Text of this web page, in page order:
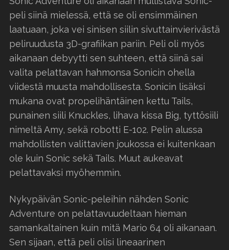
peli siinä mielessä, että se oli ensimmäinen
laatuaan, joka vei sinisen siilin sivuttainvierivästä
peliruudusta 3D-grafiikan pariin. Peli oli myös
aikanaan debyytti sen suhteen, että siinä sai
valita pelattavan hahmonsa Sonicin ohella
viidestä muusta mahdollisesta. Sonicin lisäksi
mukana ovat propelihäntäinen kettu Tails,
punainen siili Knuckles, lihava kissa Big, tyttösiili
nimeltä Amy, sekä robotti E-102. Pelin alussa
mahdollisten valittavien joukossa ei kuitenkaan
ole kuin Sonic sekä Tails. Muut aukeavat
pelattavaksi myöhemmin.
Nykypäivän Sonic-peleihin nähden Sonic
Adventure on pelattavuudeltaan hieman
samankaltainen kuin mitä Mario 64 oli aikanaan.
Sen sijaan, että peli olisi lineaarinen